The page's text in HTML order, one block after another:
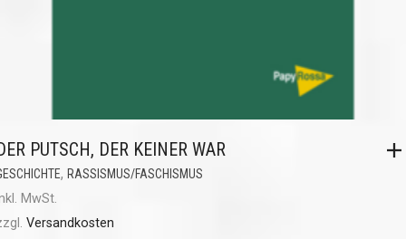
PUTSCH, DER KEINER WAR
, RASSISMUS/FASCHISMUS
MwSt.
Versandkosten